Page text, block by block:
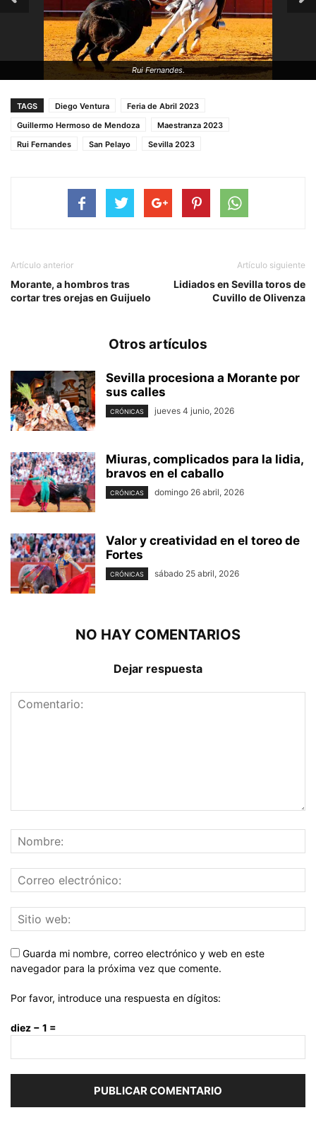
Rui Fernandes.
TAGS Diego Ventura
Feria de Abril 2023
Guillermo Hermoso de Mendoza
Maestranza 2023
Rui Fernandes
San Pelayo Sevilla 2023
Artículo anterior
Morante, a hombros tras
cortar tres orejas en Guijuelo
Artículo siguiente
Lidiados en Sevilla toros de
Cuvillo de Olivenza
Otros artículos
Sevilla procesiona a Morante por
sus calles
CRÓNICAS jueves 4 junio, 2026
Miuras, complicados para la lidia,
bravos en el caballo
CRÓNICAS domingo 26 abril, 2026
Valor y creatividad en el toreo de
Fortes
CRÓNICAS sábado 25 abril, 2026
NO HAY COMENTARIOS
Dejar respuesta
Guarda mi nombre, correo electrónico y web en este
navegador para la próxima vez que comente.
Por favor, introduce una respuesta en dígitos:
diez − 1 =